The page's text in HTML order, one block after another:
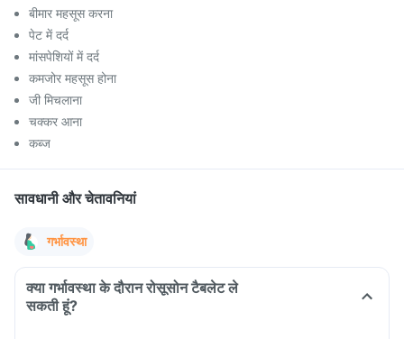
बीमार महसूस करना
पेट में दर्द
मांसपेशियों में दर्द
कमजोर महसूस होना
जी मिचलाना
चक्कर आना
कब्ज
सावधानी और चेतावनियां
गर्भावस्था
क्या गर्भावस्था के दौरान रोसूसोन टैबलेट ले
सकती हूं?